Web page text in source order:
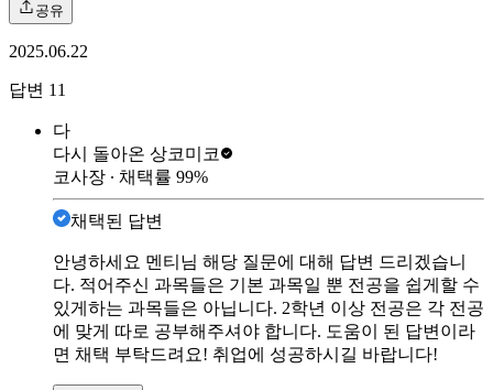
공유
2025.06.22
답변 11
다
다시 돌아온 상코미코
코사장 ∙ 채택률 99%
채택된 답변
안녕하세요 멘티님 해당 질문에 대해 답변 드리겠습니
다. 적어주신 과목들은 기본 과목일 뿐 전공을 쉽게할 수
있게하는 과목들은 아닙니다. 2학년 이상 전공은 각 전공
에 맞게 따로 공부해주셔야 합니다. 도움이 된 답변이라
면 채택 부탁드려요! 취업에 성공하시길 바랍니다!